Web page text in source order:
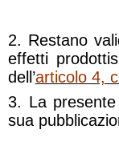
2. Restano
effetti
dell’articolo 4,
3. La
sua